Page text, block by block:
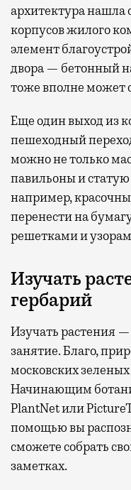
архитектура нашла
корпусов жилого
элемент
двора — бетонный
тоже вполне может
Еще один выход из
пешеходный
можно не только
павильоны и статую
например,
перенести на
решетками и
Изучать
гербарий
Изучать растения
занятие. Благо,
московских зеленых
Начинающим
PlantNet или
помощью вы
сможете собрать
заметках.